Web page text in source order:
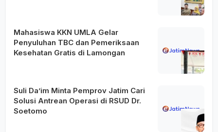
Mahasiswa KKN UMLA Gelar
Penyuluhan TBC dan Pemeriksaan
Kesehatan Gratis di Lamongan
Suli Da’im Minta Pemprov Jatim Cari
Solusi Antrean Operasi di RSUD Dr.
Soetomo